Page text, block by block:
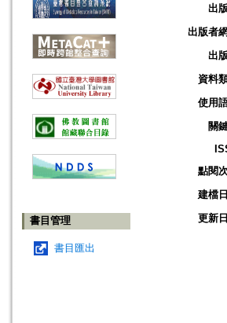
書目管理
書目匯出
出
出版者
出
資料
使用
關
點閱
建檔
更新